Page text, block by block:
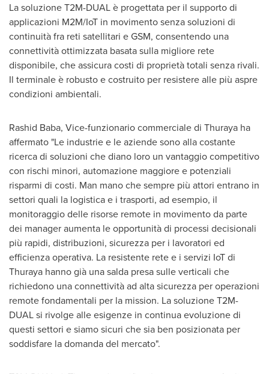
La soluzione T2M-DUAL è progettata per il supporto di
applicazioni M2M/IoT in movimento senza soluzioni di
continuità fra reti satellitari e GSM, consentendo una
connettività ottimizzata basata sulla migliore rete
disponibile, che assicura costi di proprietà totali senza rivali.
Il terminale è robusto e costruito per resistere alle più aspre
condizioni ambientali.
Rashid Baba, Vice-funzionario commerciale di Thuraya ha
affermato "Le industrie e le aziende sono alla costante
ricerca di soluzioni che diano loro un vantaggio competitivo
con rischi minori, automazione maggiore e potenziali
risparmi di costi. Man mano che sempre più attori entrano in
settori quali la logistica e i trasporti, ad esempio, il
monitoraggio delle risorse remote in movimento da parte
dei manager aumenta le opportunità di processi decisionali
più rapidi, distribuzioni, sicurezza per i lavoratori ed
efficienza operativa. La resistente rete e i servizi IoT di
Thuraya hanno già una salda presa sulle verticali che
richiedono una connettività ad alta sicurezza per operazioni
remote fondamentali per la mission. La soluzione T2M-
DUAL si rivolge alle esigenze in continua evoluzione di
questi settori e siamo sicuri che sia ben posizionata per
soddisfare la domanda del mercato".